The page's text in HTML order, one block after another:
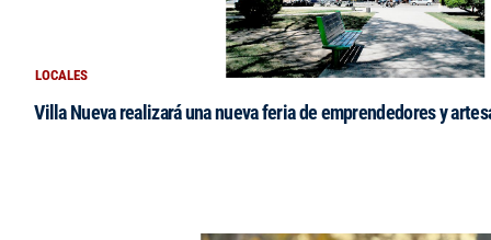
LOCALES
Villa Nueva realizará una nueva feria de emprendedores y